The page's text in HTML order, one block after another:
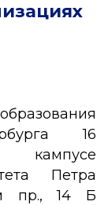
16
кампусе
Петра
пр., 14 Б